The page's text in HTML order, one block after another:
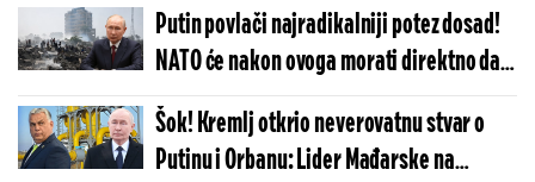
Putin povlači najradikalniji potez dosad!
NATO će nakon ovoga morati direktno da
napadne Moskvu? Obaveštajac zatresao
planetu
Šok! Kremlj otkrio neverovatnu stvar o
Putinu i Orbanu: Lider Mađarske na